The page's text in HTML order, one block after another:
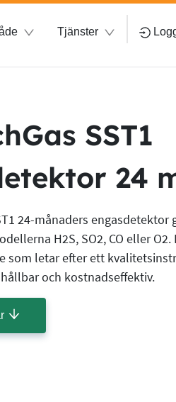
Tjänster
SST1
24
24-månaders
H2S, SO2, CO eller
som letar efter ett
och kostnadseffektiv.